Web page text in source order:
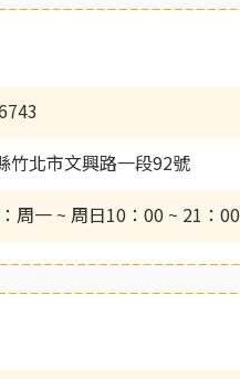
竹北市文興路一段92號
周一 ~ 周日10：00 ~ 21：00